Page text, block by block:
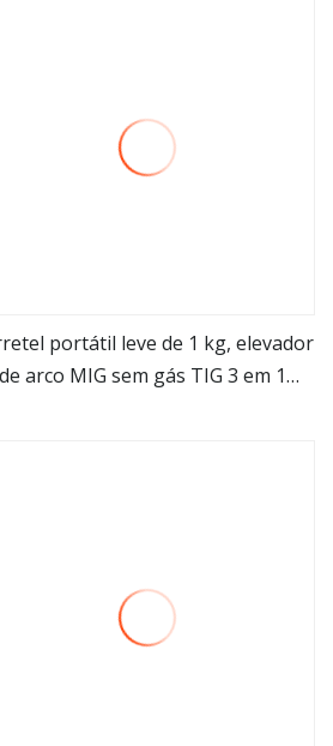
Veja mais
portátil leve de 1 kg, elevador
de arco MIG sem gás TIG 3 em 1